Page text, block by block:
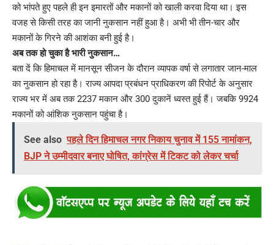
को भांपते हुए पहले ही इन इमारतों और मकानों को खाली करवा दिया था। इस
वजह से किसी तरह का जानी नुकसान नहीं हुआ है। अभी भी तीन-चार और
मकानों के गिरने की आशंका बनी हुई है।
अब तक हो चुका है भारी नुकसान…
बता दें कि हिमाचल में मानसून सीजन के दौरान व्यापक वर्षा से लगातार जान-माल
का नुकसान हो रहा है। राज्य आपदा प्रबंधन प्राधिकरण की रिपोर्ट के अनुसार
राज्य भर में अब तक 2237 मकान और 300 दुकानें ध्वस्त हुई हैं। जबकि 9924
मकानों को आंशिक नुकसान पहुंचा है।
See also पहले दिन हिमाचल नगर निकाय चुनाव में 155 नामांकन,
BJP ने उम्मीदवार बनाए घोषित, कांग्रेस में टिकट को लेकर चर्चा